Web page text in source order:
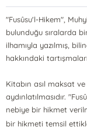
"Fusûsu'l-Hikem",
bulunduğu sıralarda
ilhamıyla yazılmış,
hakkındaki
Kitabın asıl maksat
aydınlatılmasıdır.
nebiye bir hikmet
bir hikmeti temsil